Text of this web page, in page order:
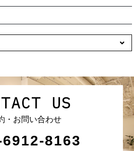
US
・お問い合わせ
8163